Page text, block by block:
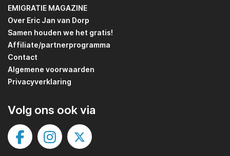
EMIGRATIE MAGAZINE
Over Eric Jan van Dorp
Samen houden we het gratis!
Affiliate/partnerprogramma
Contact
Algemene voorwaarden
Privacyverklaring
Volg ons ook via